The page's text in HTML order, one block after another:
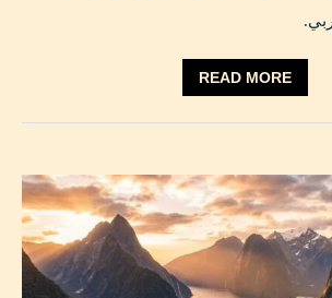
READ MORE